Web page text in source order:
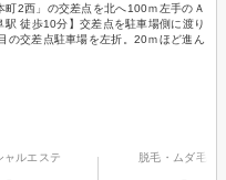
町2西」の交差点を北へ100ｍ左手のＡ
徒歩10分】交差点を駐車場側に渡り
の交差点駐車場を左折。20ｍほど進ん
ャルエステ 脱毛・ムダ毛処